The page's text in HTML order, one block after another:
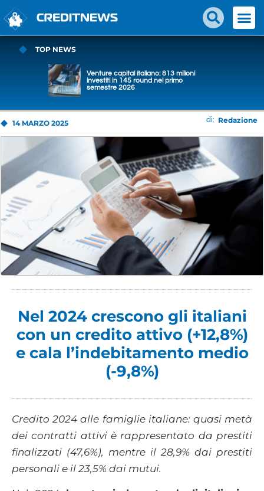
TOP NEWS
Venture capital italiano: 813 milioni
investiti in 145 round nel primo
semestre 2026
14 MARZO 2025 di: Redazione
Nel 2024 crescono gli italiani
con un credito attivo (+12,8%)
e cala l’indebitamento medio
(-9,8%)
Credito 2024 alle famiglie italiane: quasi metà
dei contratti attivi è rappresentato da prestiti
finalizzati (47,6%), mentre il 28,9% dai prestiti
personali e il 23,5% dai mutui.